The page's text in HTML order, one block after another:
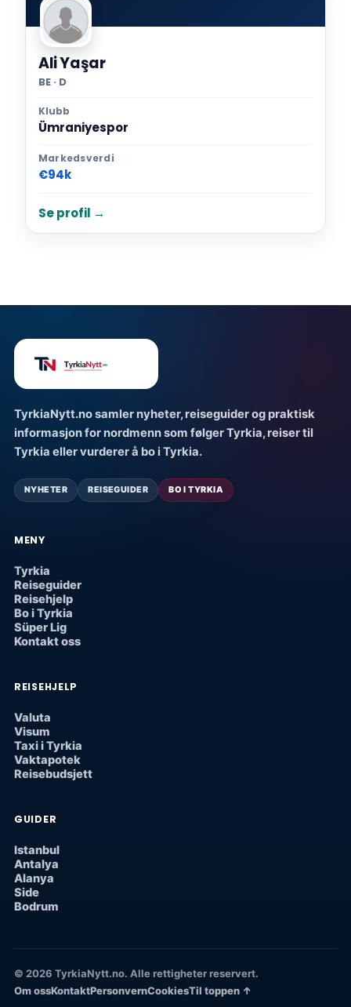
Ali Yaşar
BE · D
Klubb
Ümraniyespor
Markedsverdi
€94k
Se profil →
TyrkiaNytt.no samler nyheter, reiseguider og praktisk
informasjon for nordmenn som følger Tyrkia, reiser til
Tyrkia eller vurderer å bo i Tyrkia.
NYHETER REISEGUIDER BO I TYRKIA
MENY
Tyrkia
Reiseguider
Reisehjelp
Bo i Tyrkia
Süper Lig
Kontakt oss
REISEHJELP
Valuta
Visum
Taxi i Tyrkia
Vaktapotek
Reisebudsjett
GUIDER
Istanbul
Antalya
Alanya
Side
Bodrum
© 2026 TyrkiaNytt.no. Alle rettigheter reservert.
Om ossKontaktPersonvernCookiesTil toppen ↑